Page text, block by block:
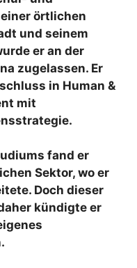
örtlichen
und seinem
er an der
zugelassen. Er
in Human &
mit
fand er
Sektor, wo er
Doch dieser
kündigte er